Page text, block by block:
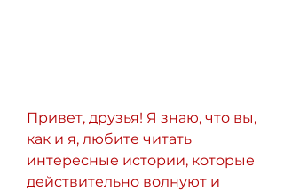
Привет, друзья! Я знаю, что вы,
как и я, любите читать
интересные истории, которые
действительно волнуют и